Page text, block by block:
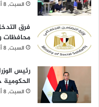
السبت, 8 أغسطس, 2026 , 11:43 ص
محافظات
السبت, 8 أغسطس, 2026 , 10:35 ص
رئيس
الحكومية
السبت, 8 أغسطس, 2026 , 10:10 ص